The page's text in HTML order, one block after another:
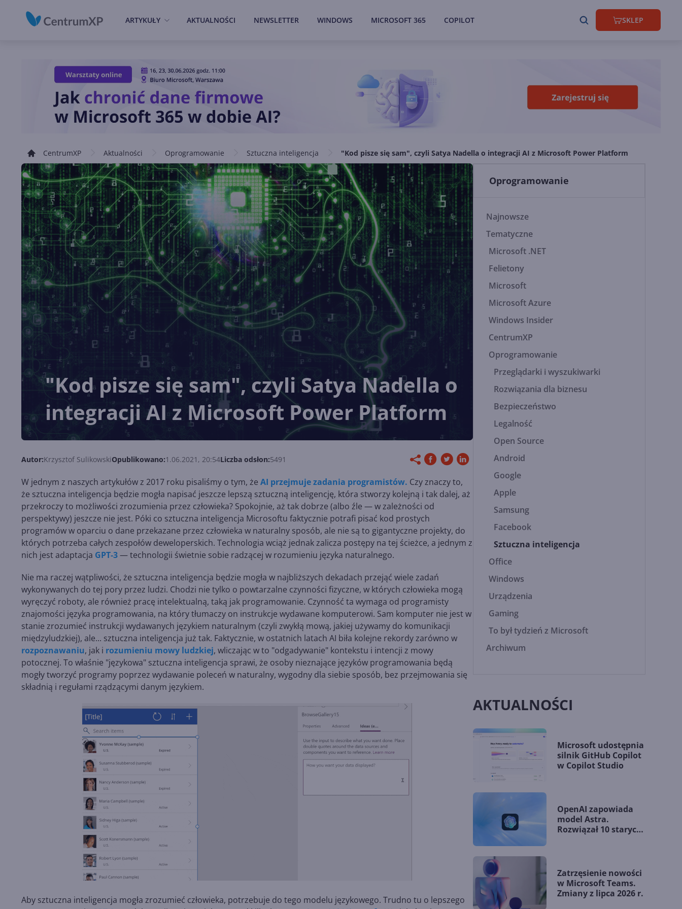
ARTYKUŁY AKTUALNOŚCI NEWSLETTER WINDOWS MICROSOFT 365 COPILOT SKLEP
CentrumXP Aktualności Oprogramowanie Sztuczna inteligencja "Kod pisze się sam", czyli Satya Nadella o integracji AI z Microsoft Power Platform
"Kod pisze się sam", czyli Satya Nadella o
integracji AI z Microsoft Power Platform
Autor:Krzysztof SulikowskiOpublikowano:1.06.2021, 20:54Liczba odsłon:5491
W jednym z naszych artykułów z 2017 roku pisaliśmy o tym, że AI przejmuje zadania programistów. Czy znaczy to,
że sztuczna inteligencja będzie mogła napisać jeszcze lepszą sztuczną inteligencję, która stworzy kolejną i tak dalej, aż
przekroczy to możliwości zrozumienia przez człowieka? Spokojnie, aż tak dobrze (albo źle — w zależności od
perspektywy) jeszcze nie jest. Póki co sztuczna inteligencja Microsoftu faktycznie potrafi pisać kod prostych
programów w oparciu o dane przekazane przez człowieka w naturalny sposób, ale nie są to gigantyczne projekty, do
których potrzeba całych zespołów deweloperskich. Technologia wciąż jednak zalicza postępy na tej ścieżce, a jednym z
nich jest adaptacja GPT-3— technologii świetnie sobie radzącej w rozumieniu języka naturalnego.
Nie ma raczej wątpliwości, że sztuczna inteligencja będzie mogła w najbliższych dekadach przejąć wiele zadań
wykonywanych do tej pory przez ludzi. Chodzi nie tylko o powtarzalne czynności fizyczne, w których człowieka mogą
wyręczyć roboty, ale również pracę intelektualną, taką jak programowanie. Czynność ta wymaga od programisty
znajomości języka programowania, na który tłumaczy on instrukcje wydawane komputerowi. Sam komputer nie jest w
stanie zrozumieć instrukcji wydawanych językiem naturalnym (czyli zwykłą mową, jakiej używamy do komunikacji
międzyludzkiej), ale... sztuczna inteligencja już tak. Faktycznie, w ostatnich latach AI biła kolejne rekordy zarówno w
rozpoznawaniu, jak i rozumieniu mowy ludzkiej, wliczając w to "odgadywanie" kontekstu i intencji z mowy
potocznej. To właśnie "językowa" sztuczna inteligencja sprawi, że osoby nieznające języków programowania będą
mogły tworzyć programy poprzez wydawanie poleceń w naturalny, wygodny dla siebie sposób, bez przejmowania się
składnią i regułami rządzącymi danym językiem.
Aby sztuczna inteligencja mogła zrozumieć człowieka, potrzebuje do tego modelu językowego. Trudno tu o lepszego
Oprogramowanie
Najnowsze
Tematyczne
Microsoft .NET
Felietony
Microsoft
Microsoft Azure
Windows Insider
CentrumXP
Oprogramowanie
Przeglądarki i wyszukiwarki
Rozwiązania dla biznesu
Bezpieczeństwo
Legalność
Open Source
Android
Google
Apple
Samsung
Facebook
Sztuczna inteligencja
Office
Windows
Urządzenia
Gaming
To był tydzień z Microsoft
Archiwum
AKTUALNOŚCI
Microsoft udostępnia
silnik GitHub Copilot
w Copilot Studio
OpenAI zapowiada
model Astra.
Rozwiązał 10 starych
Zatrzęsienie nowości
w Microsoft Teams.
Zmiany z lipca 2026 r.